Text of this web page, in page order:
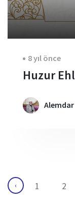
8 yıl önce
Huzur
Alemdar
‹ 1 2